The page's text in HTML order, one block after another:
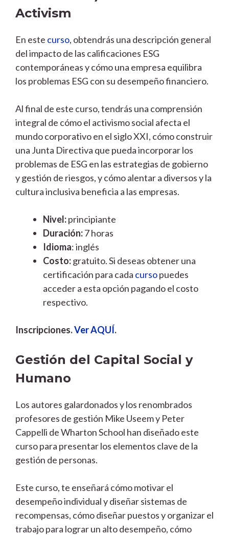
Activism
En este curso, obtendrás una descripción general
del impacto de las calificaciones ESG
contemporáneas y cómo una empresa equilibra
los problemas ESG con su desempeño financiero.
Al final de este curso, tendrás una comprensión
integral de cómo el activismo social afecta el
mundo corporativo en el siglo XXI, cómo construir
una Junta Directiva que pueda incorporar los
problemas de ESG en las estrategias de gobierno
y gestión de riesgos, y cómo alentar a diversos y la
cultura inclusiva beneficia a las empresas.
Nivel:principiante
Duración:7 horas
Idioma: inglés
Costo:gratuito. Si deseas obtener una
certificación para cada cursopuedes
acceder a esta opción pagando el costo
respectivo.
Inscripciones.Ver AQUÍ.
Gestión del Capital Social y
Humano
Los autores galardonados y los renombrados
profesores de gestión Mike Useem y Peter
Cappelli de Wharton School han diseñado este
curso para presentar los elementos clave de la
gestión de personas.
Este curso, te enseñará cómo motivar el
desempeño individual y diseñar sistemas de
recompensas, cómo diseñar puestos y organizar el
trabajo para lograr un alto desempeño, cómo